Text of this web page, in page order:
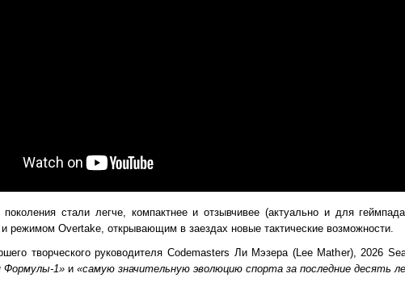
поколения стали легче, компактнее и отзывчивее (актуально и для
режимом Overtake, открывающим в заездах новые тактические возможности.
творческого руководителя Codemasters Ли Мэзера (Lee Mather), 2026
Формулы-1»и «самую значительную эволюцию спорта за последние десять